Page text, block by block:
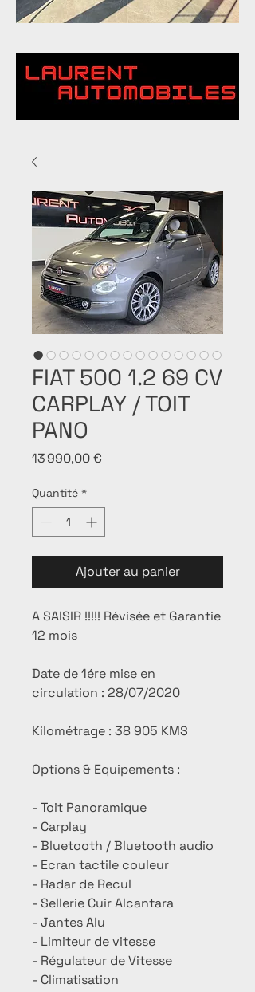
FIAT 500 1.2 69 CV
CARPLAY / TOIT
PANO
13 990,00 €
Quantité *
Ajouter au panier
A SAISIR !!!!! Révisée et Garantie
12 mois
Date de 1ére mise en
circulation : 28/07/2020
Kilométrage : 38 905 KMS
Options & Equipements :
- Toit Panoramique
- Carplay
- Bluetooth / Bluetooth audio
- Ecran tactile couleur
- Radar de Recul
- Sellerie Cuir Alcantara
- Jantes Alu
- Limiteur de vitesse
- Régulateur de Vitesse
- Climatisation